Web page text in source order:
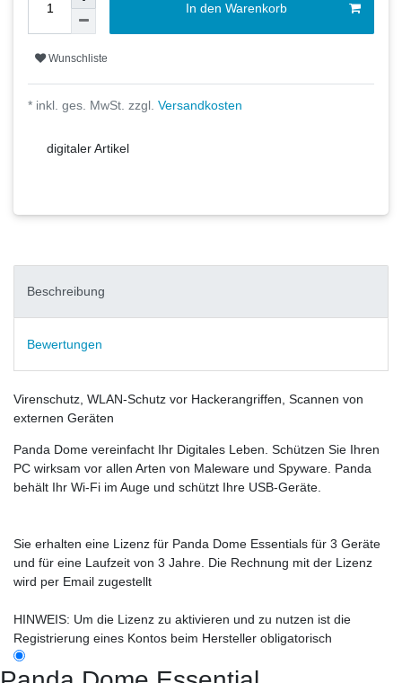
In den Warenkorb
Wunschliste
* inkl. ges. MwSt. zzgl. Versandkosten
digitaler Artikel
Beschreibung
Bewertungen
Virenschutz, WLAN-Schutz vor Hackerangriffen, Scannen von
externen Geräten
Panda Dome vereinfacht Ihr Digitales Leben. Schützen Sie Ihren
PC wirksam vor allen Arten von Maleware und Spyware. Panda
behält Ihr Wi-Fi im Auge und schützt Ihre USB-Geräte.
Sie erhalten eine Lizenz für Panda Dome Essentials für 3 Geräte
und für eine Laufzeit von 3 Jahre. Die Rechnung mit der Lizenz
wird per Email zugestellt
HINWEIS: Um die Lizenz zu aktivieren und zu nutzen ist die
Registrierung eines Kontos beim Hersteller obligatorisch